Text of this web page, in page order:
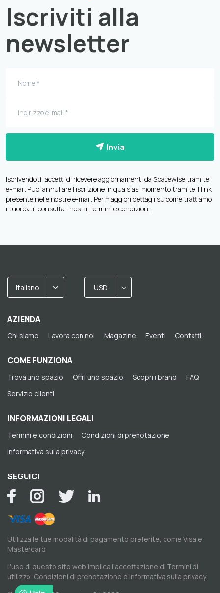
Iscriviti alla
newsletter
Invia
Iscrivendoti, accetti di ricevere aggiornamenti da Spacewise tramite
e-mail. Puoi annullare l'iscrizione in qualsiasi momento tramite il link
presente nelle nostre e-mail. Per maggiori dettagli su come trattiamo
i tuoi dati, consulta i nostri Termini e condizioni..
Italiano USD
AZIENDA
Chi siamo Lavora con noi Magazine Eventi Contatti
COME FUNZIONA
Trova uno spazio Offri uno spazio Scopri i brand
FAQ
Servizio clienti
INFORMAZIONI LEGALI
Termini e condizioni
Condizioni di prenotazione
Informativa sulla privacy
SEGUICI
Utilizza le tue modalità di pagamento preferite, come Visa e
Mastercard
L'uso di questo sito web implica l'accettazione di Termini di
utilizzo, Condizioni di prenotazione e Informativa sulla privacy.